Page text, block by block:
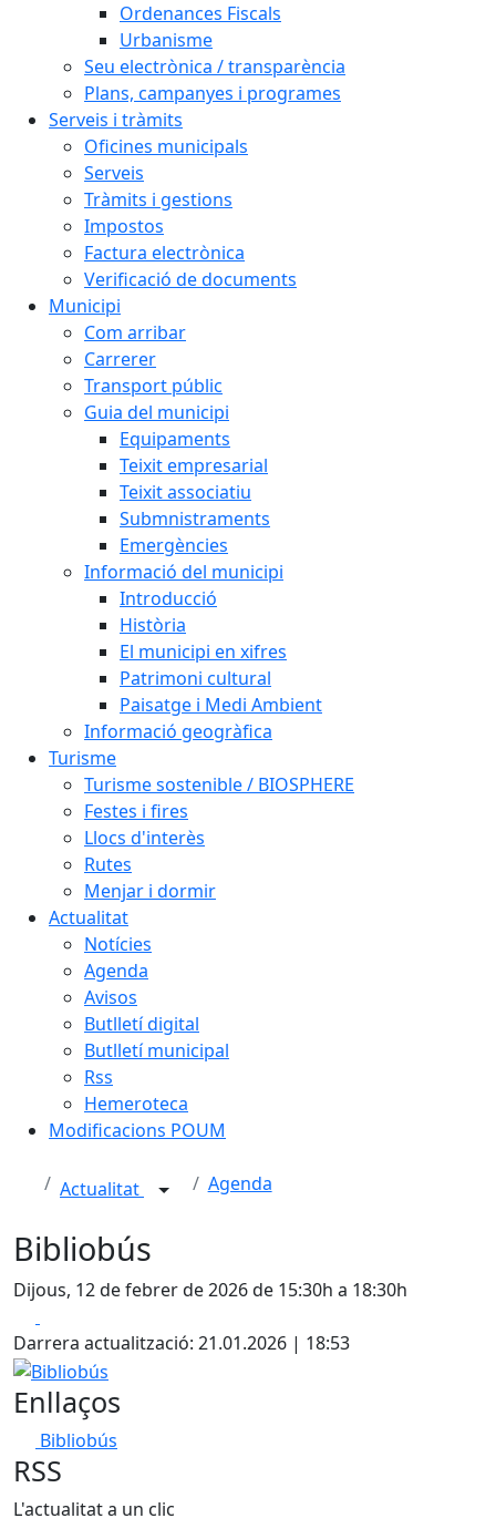
Ordenances Fiscals
Urbanisme
Seu electrònica / transparència
Plans, campanyes i programes
Serveis i tràmits
Oficines municipals
Serveis
Tràmits i gestions
Impostos
Factura electrònica
Verificació de documents
Municipi
Com arribar
Carrerer
Transport públic
Guia del municipi
Equipaments
Teixit empresarial
Teixit associatiu
Submnistraments
Emergències
Informació del municipi
Introducció
Història
El municipi en xifres
Patrimoni cultural
Paisatge i Medi Ambient
Informació geogràfica
Turisme
Turisme sostenible / BIOSPHERE
Festes i fires
Llocs d'interès
Rutes
Menjar i dormir
Actualitat
Notícies
Agenda
Avisos
Butlletí digital
Butlletí municipal
Rss
Hemeroteca
Modificacions POUM
Actualitat Agenda
Bibliobús
Dijous, 12 de febrer de 2026 de 15:30h a 18:30h
Darrera actualització: 21.01.2026 | 18:53
Bibliobús
Enllaços
Bibliobús
RSS
L'actualitat a un clic